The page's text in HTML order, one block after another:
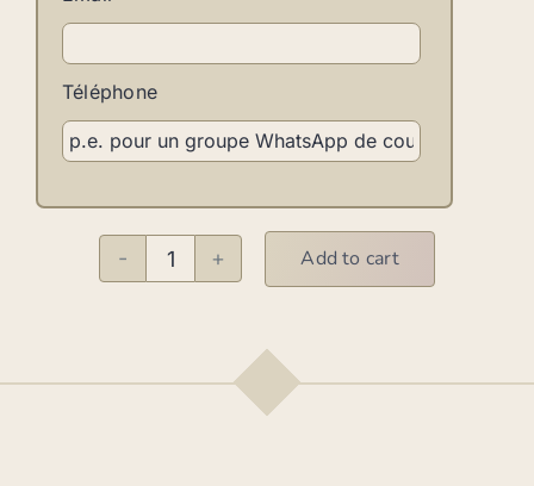
Téléphone
Forfait
Add to cart